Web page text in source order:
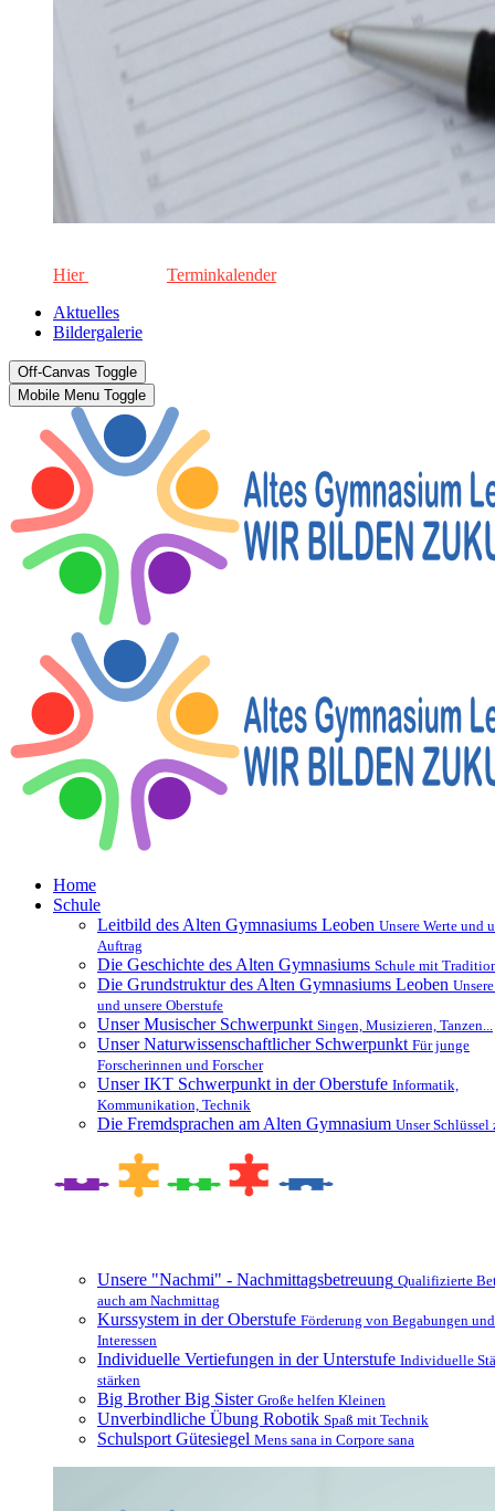
Hier
Terminkalender
Aktuelles
Bildergalerie
Off-Canvas Toggle
Mobile Menu Toggle
Home
Schule
Leitbild des Alten Gymnasiums Leoben Unsere Werte und
Auftrag
Die Geschichte des Alten Gymnasiums Schule mit
Die Grundstruktur des Alten Gymnasiums Leoben
und unsere Oberstufe
Unser Musischer Schwerpunkt Singen, Musizieren, Tanzen...
Unser Naturwissenschaftlicher Schwerpunkt Für junge
Forscherinnen und Forscher
Unser IKT Schwerpunkt in der Oberstufe Informatik,
Kommunikation, Technik
Die Fremdsprachen am Alten Gymnasium Unser Schlüssel
Unsere "Nachmi" - Nachmittagsbetreuung Qualifizierte
auch am Nachmittag
Kurssystem in der Oberstufe Förderung von Begabungen und
Interessen
Individuelle Vertiefungen in der Unterstufe Individuelle
stärken
Big Brother Big Sister Große helfen Kleinen
Unverbindliche Übung Robotik Spaß mit Technik
Schulsport Gütesiegel Mens sana in Corpore sana